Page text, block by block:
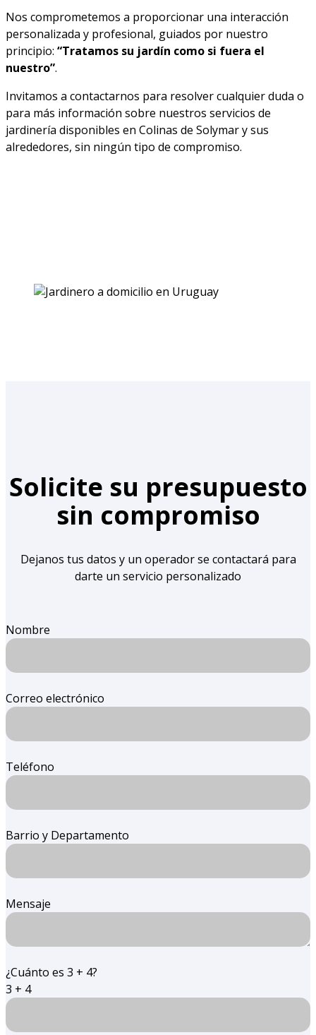
Nos comprometemos a proporcionar una interacción
personalizada y profesional, guiados por nuestro
principio: “Tratamos su jardín como si fuera el
nuestro”.
Invitamos a contactarnos para resolver cualquier duda o
para más información sobre nuestros servicios de
jardinería disponibles en Colinas de Solymar y sus
alrededores, sin ningún tipo de compromiso.
Solicite su presupuesto
sin compromiso
Dejanos tus datos y un operador se contactará para
darte un servicio personalizado
Nombre
Correo electrónico
Teléfono
Barrio y Departamento
Mensaje
¿Cuánto es 3 + 4?
3 + 4